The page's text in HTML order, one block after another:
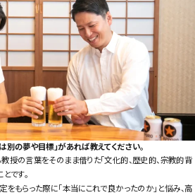
の夢や目標」があれば教えてください。
授の言葉をそのまま借りた「文化的、歴史的、宗教的背
です。
もらった際に「本当にこれで良かったのか」と悩み、高